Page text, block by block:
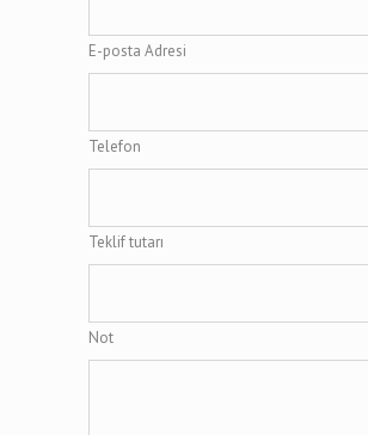
E-posta Adresi
Telefon
Teklif tutarı
Not